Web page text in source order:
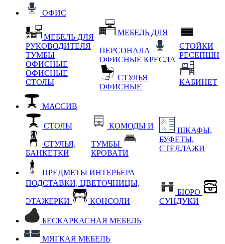
ОФИС
МЕБЕЛЬ ДЛЯ
РУКОВОДИТЕЛЯ
ТУМБЫ
ОФИСНЫЕ
ОФИСНЫЕ
СТОЛЫ
МЕБЕЛЬ ДЛЯ
ПЕРСОНАЛА
ОФИСНЫЕ КРЕСЛА
СТУЛЬЯ
ОФИСНЫЕ
СТОЙКИ
РЕСЕПШН
КАБИНЕТ
МАССИВ
СТОЛЫ
СТУЛЬЯ,
БАНКЕТКИ
КОМОДЫ И
ТУМБЫ
КРОВАТИ
ШКАФЫ,
БУФЕТЫ,
СТЕЛЛАЖИ
ПРЕДМЕТЫ ИНТЕРЬЕРА
ПОДСТАВКИ, ЦВЕТОЧНИЦЫ,
ЭТАЖЕРКИ КОНСОЛИ
БЮРО
СУНДУКИ
БЕСКАРКАСНАЯ МЕБЕЛЬ
МЯГКАЯ МЕБЕЛЬ